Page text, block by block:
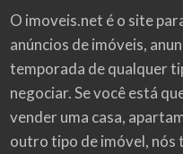
O imoveis.net é o site
anúncios de imóveis,
temporada de qualquer
negociar. Se você está
vender uma casa,
outro tipo de imóvel, nós